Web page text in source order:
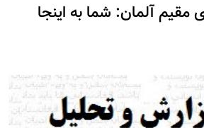
مقیم آلمان: شما به اینجا